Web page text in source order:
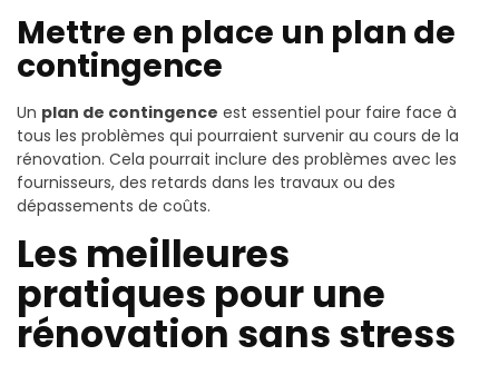
Mettre en place un plan de
contingence
Un plan de contingence est essentiel pour faire face à
tous les problèmes qui pourraient survenir au cours de la
rénovation. Cela pourrait inclure des problèmes avec les
fournisseurs, des retards dans les travaux ou des
dépassements de coûts.
Les meilleures
pratiques pour une
rénovation sans stress